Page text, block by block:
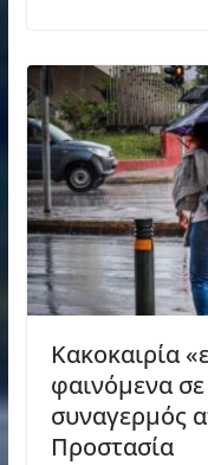
Κακοκαιρία
φαινόμενα
συναγερμός
Προστασία